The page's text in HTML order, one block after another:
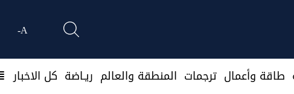
A-
طاقة وأعمال ترجمات المنطقة والعالم ريـاضة كل الاخبار